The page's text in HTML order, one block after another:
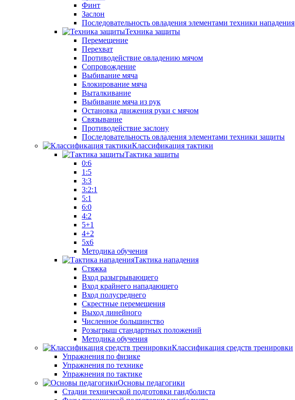
Финт
Заслон
Последовательность овладения элементами техники нападения
Техника защиты
Перемещение
Перехват
Противодействие овладению мячом
Сопровождение
Выбивание мяча
Блокирование мяча
Выталкивание
Выбивание мяча из рук
Остановка движения руки с мячом
Связывание
Противодействие заслону
Последовательность овладения элементами техники защиты
Классификация тактики
Тактика защиты
0:6
1:5
3:3
3:2:1
5:1
6:0
4:2
5+1
4+2
5x6
Методика обучения
Тактика нападения
Стяжка
Вход разыгрывающего
Вход крайнего нападающего
Вход полусреднего
Скрестные перемещения
Выход линейного
Численное большинство
Розыгрыш стандартных положений
Методика обучения
Классификация средств тренировки
Упражнения по физике
Упражнения по технике
Упражнения по тактике
Основы педагогики
Стадии технической подготовки гандболиста